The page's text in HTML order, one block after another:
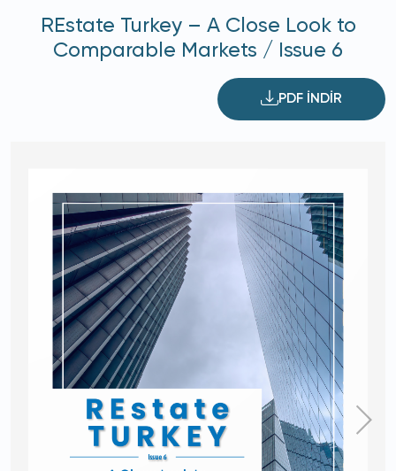
REstate Turkey – A Close Look to
Comparable Markets / Issue 6
PDF İNDİR